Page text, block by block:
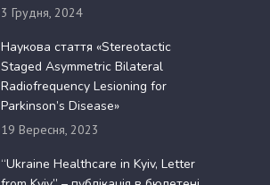
3 Грудня, 2024
Наукова стаття «Stereotactic
Staged Asymmetric Bilateral
Radiofrequency Lesioning for
Parkinson’s Disease»
19 Вересня, 2023
“Ukraine Healthcare in Kyiv, Letter